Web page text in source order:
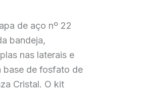
de aço nº 22
bandeja,
nas laterais e
base de fosfato de
Cristal. O kit